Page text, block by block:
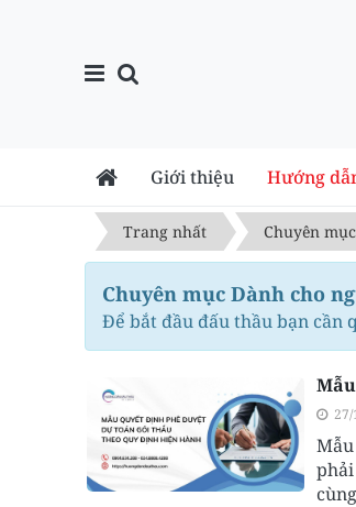
Giới thiệu Hướng
Trang nhất Chuyên
Chuyên mục Dành cho
Để bắt đầu đấu thầu bạn cần
27/